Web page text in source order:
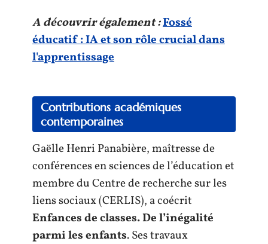
A découvrir également :Fossé
éducatif : IA et son rôle crucial dans
l'apprentissage
Contributions académiques
contemporaines
Gaëlle Henri Panabière, maîtresse de
conférences en sciences de l’éducation et
membre du Centre de recherche sur les
liens sociaux (CERLIS), a coécrit
Enfances de classes. De l’inégalité
parmi les enfants. Ses travaux